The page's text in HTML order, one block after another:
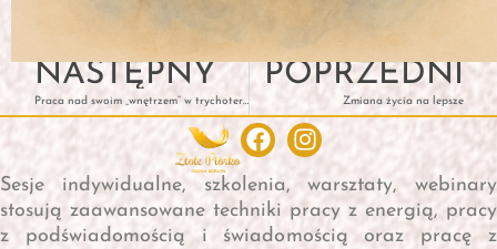
Prev
NASTĘPNY
Praca nad swoim „wnętrzem” w trychoterapii
POPRZEDNI
Zmiana życia na lepsze
FacebookInstagram
Sesje indywidualne, szkolenia, warsztaty, webinary
stosują zaawansowane techniki pracy z energią, pracy
z podświadomością i świadomością oraz pracę z